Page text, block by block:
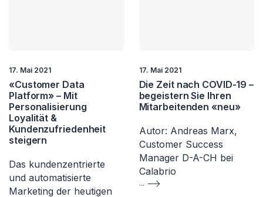
17. Mai 2021
«Customer Data
Platform» – Mit
Personalisierung
Loyalität &
Kundenzufriedenheit
steigern
Das kundenzentrierte
und automatisierte
Marketing der heutigen
17. Mai 2021
Die Zeit nach COVID-19 –
begeistern Sie Ihren
Mitarbeitenden «neu»
Autor: Andreas Marx,
Customer Success
Manager D-A-CH bei
Calabrio
...